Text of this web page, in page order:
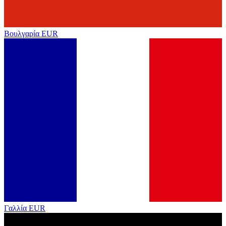
Βουλγαρία EUR
Γαλλία EUR